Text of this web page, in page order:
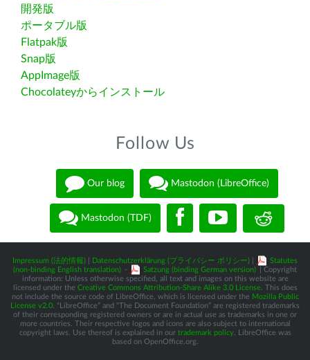
開発版
ポータブル版
Flatpak版
Snap版
AppImage版
Chocolateyからインストール
Follow Us
Our blog Mastodon (LibreOffice)
Mastodon (TDF)
Impressum (法的情報) Datenschutzerklärung (プライバシー ポリシー)
Statutes
(non-binding English translation) - Satzung (binding German version)
| Copyright
information: Unless otherwise specified, all text and images on this website are
licensed under the Creative Commons Attribution-Share Alike 3.0 License. This does
not include the source code of LibreOffice, which is licensed under the Mozilla Public
License v2.0 . “LibreOffice” and “The Document Foundation” are registered trademarks
of their corresponding registered owners or are in actual use as trademarks in one or
more countries. Their respective logos and icons are also subject to international
copyright laws. Use thereof is explained in our trademark policy. LibreOffice was
based on OpenOffice.org.